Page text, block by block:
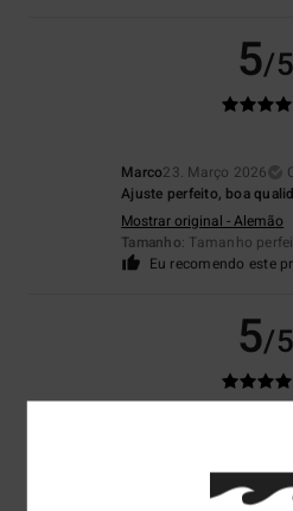
5/5
Marco23. Março 2026
Ajuste perfeito, boa
Mostrar original - Alemão
Tamanho: Tamanho
Eu recomendo este
5/5
Um look bacana ao estilo Kway
Mostrar original - Francês